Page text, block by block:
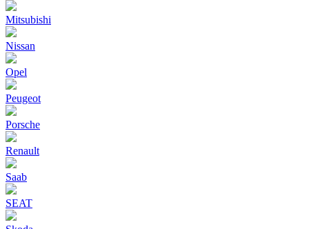
Mitsubishi
Nissan
Opel
Peugeot
Porsche
Renault
Saab
SEAT